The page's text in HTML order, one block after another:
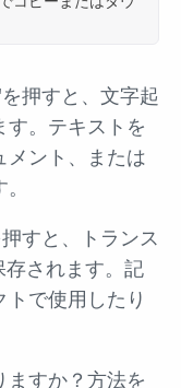
'を押すと、文字起
す。テキストを
ント、または
すと、トランス
されます。記
で使用したり
すか？方法を